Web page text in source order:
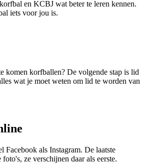
en KCBJ wat beter te leren kennen.
iets voor jou is.
komen korfballen? De volgende stap is lid
wat je moet weten om lid te worden van
Facebook als Instagram. De laatste
ze verschijnen daar als eerste.